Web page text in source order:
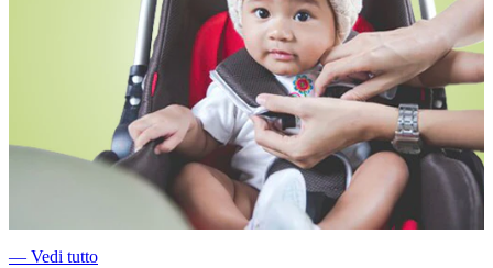
― Vedi tutto